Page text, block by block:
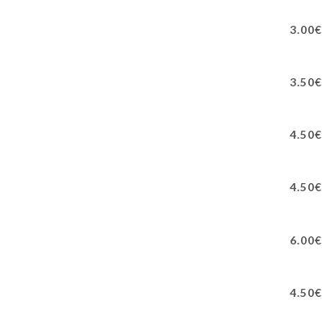
3.00€
3.50€
4.50€
4.50€
6.00€
4.50€